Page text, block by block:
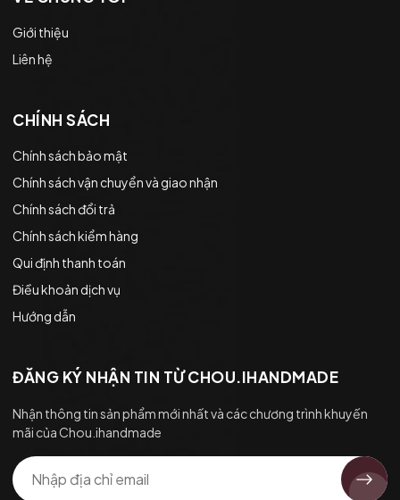
Giới thiệu
Liên hệ
CHÍNH SÁCH
Chính sách bảo mật
Chính sách vận chuyển và giao nhận
Chính sách đổi trả
Chính sách kiểm hàng
Qui định thanh toán
Điều khoản dịch vụ
Hướng dẫn
ĐĂNG KÝ NHẬN TIN TỪ CHOU.IHANDMADE
Nhận thông tin sản phẩm mới nhất và các chương trình khuyến
mãi của Chou.ihandmade